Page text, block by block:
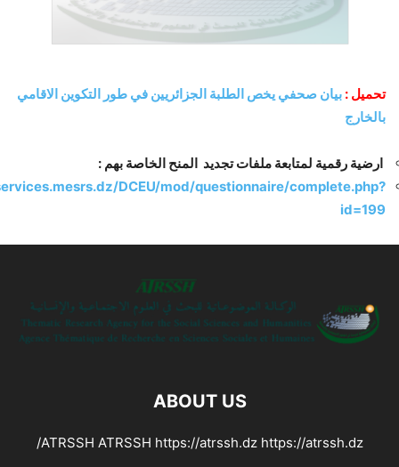
تحميل : بيان صحفي يخص الطلبة الجزائريين في طور التكوين الاقامي
بالخارج
ارضية رقمية لمتابعة ملفات تجديد المنح الخاصة بهم :
DCEU/mod/questionnaire/complete.php?
id=199
ABOUT US
ATRSSH ATRSSH https://atrssh.dz https://atrssh.dz/